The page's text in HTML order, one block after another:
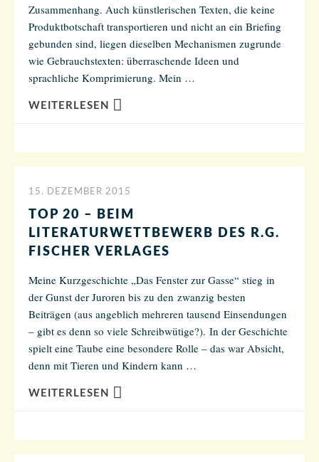
Zusammenhang. Auch künstlerischen Texten, die keine
Produktbotschaft transportieren und nicht an ein Briefing
gebunden sind, liegen dieselben Mechanismen zugrunde
wie Gebrauchstexten: überraschende Ideen und
sprachliche Komprimierung. Mein …
WEITERLESEN
15. DEZEMBER 2015
TOP 20 – BEIM
LITERATURWETTBEWERB DES R.G.
FISCHER VERLAGES
Meine Kurzgeschichte „Das Fenster zur Gasse“ stieg in
der Gunst der Juroren bis zu den zwanzig besten
Beiträgen (aus angeblich mehreren tausend Einsendungen
– gibt es denn so viele Schreibwütige?). In der Geschichte
spielt eine Taube eine besondere Rolle – das war Absicht,
denn mit Tieren und Kindern kann …
WEITERLESEN